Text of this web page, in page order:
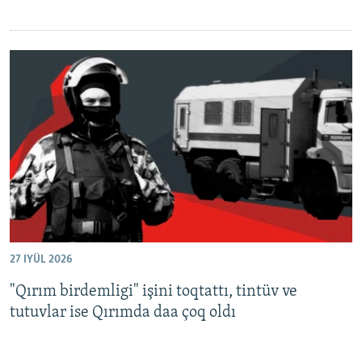
27 IYÜL 2026
"Qırım birdemligi" işini toqtattı, tintüv ve
tutuvlar ise Qırımda daa çoq oldı